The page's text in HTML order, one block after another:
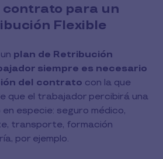
contrato para un
Flexible
plan de Retribución
siempre es necesario
del contrato con la que
que el trabajador percibirá una
especie: seguro médico,
transporte, formación
por ejemplo.